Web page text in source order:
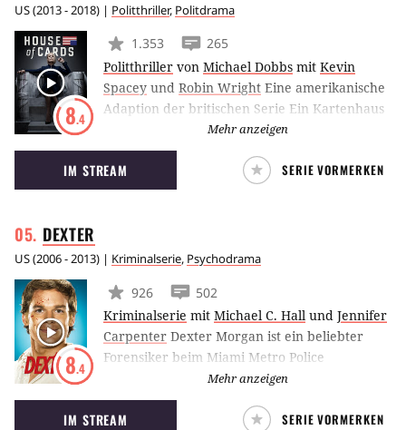
US(2013 - 2018) | Politthriller, Politdrama
8.4
1.353
265
Politthriller von Michael Dobbs mit Kevin
Spacey und Robin Wright Eine amerikanische
Adaption der britischen Serie Ein Kartenhaus
über einen Politiker, der in die Fußstapfen des
amtierenden Präsidenten treten will. Die Serie
wird von Netflix mit David Fincher und Kevin
Spacey produziert.
Mehr anzeigen
IM STREAM SERIE VORMERKEN
DEXTER
US(2006 - 2013) | Kriminalserie, Psychodrama
8.4
926
502
Kriminalserie mit Michael C. Hall und Jennifer
Carpenter Dexter Morgan ist ein beliebter
Forensiker beim Miami Metro Police
Department und hat ein dunkles Geheimnis:
Er hat den unstillbaren Drang zu töten.
Gemeinsam mit seinem "dunklen Begleiter"
Mehr anzeigen
IM STREAM SERIE VORMERKEN